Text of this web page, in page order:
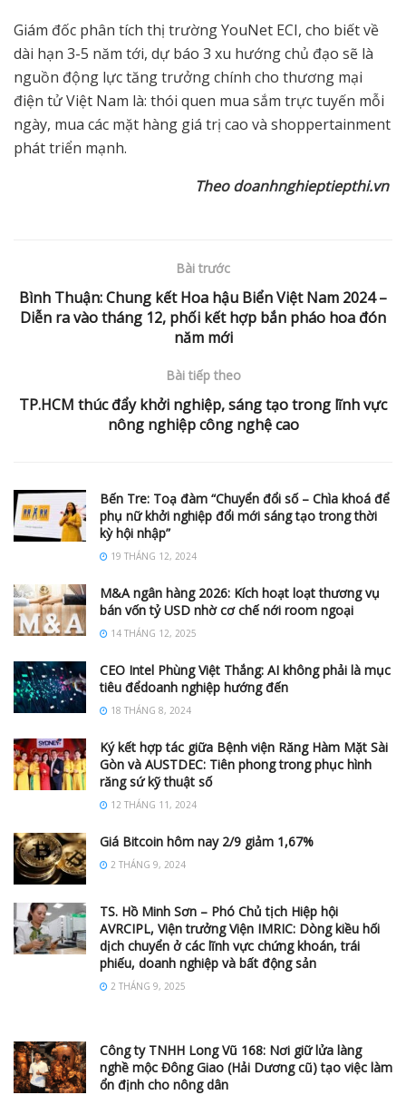
Giám đốc phân tích thị trường YouNet ECI, cho biết về
dài hạn 3-5 năm tới, dự báo 3 xu hướng chủ đạo sẽ là
nguồn động lực tăng trưởng chính cho thương mại
điện tử Việt Nam là: thói quen mua sắm trực tuyến mỗi
ngày, mua các mặt hàng giá trị cao và shoppertainment
phát triển mạnh.
Theodoanhnghieptiepthi.vn
Bài trước
Bình Thuận: Chung kết Hoa hậu Biển Việt Nam 2024 –
Diễn ra vào tháng 12, phối kết hợp bắn pháo hoa đón
năm mới
Bài tiếp theo
TP.HCM thúc đẩy khởi nghiệp, sáng tạo trong lĩnh vực
nông nghiệp công nghệ cao
Bến Tre: Toạ đàm “Chuyển đổi số – Chìa khoá để
phụ nữ khởi nghiệp đổi mới sáng tạo trong thời
kỳ hội nhập”
19 THÁNG 12, 2024
M&A ngân hàng 2026: Kích hoạt loạt thương vụ
bán vốn tỷ USD nhờ cơ chế nới room ngoại
14 THÁNG 12, 2025
CEO Intel Phùng Việt Thắng: AI không phải là mục
tiêu đểdoanh nghiệp hướng đến
18 THÁNG 8, 2024
Ký kết hợp tác giữa Bệnh viện Răng Hàm Mặt Sài
Gòn và AUSTDEC: Tiên phong trong phục hình
răng sứ kỹ thuật số
12 THÁNG 11, 2024
Giá Bitcoin hôm nay 2/9 giảm 1,67%
2 THÁNG 9, 2024
TS. Hồ Minh Sơn – Phó Chủ tịch Hiệp hội
AVRCIPL, Viện trưởng Viện IMRIC: Dòng kiều hối
dịch chuyển ở các lĩnh vực chứng khoán, trái
phiếu, doanh nghiệp và bất động sản
2 THÁNG 9, 2025
Công ty TNHH Long Vũ 168: Nơi giữ lửa làng
nghề mộc Đông Giao (Hải Dương cũ) tạo việc làm
ổn định cho nông dân